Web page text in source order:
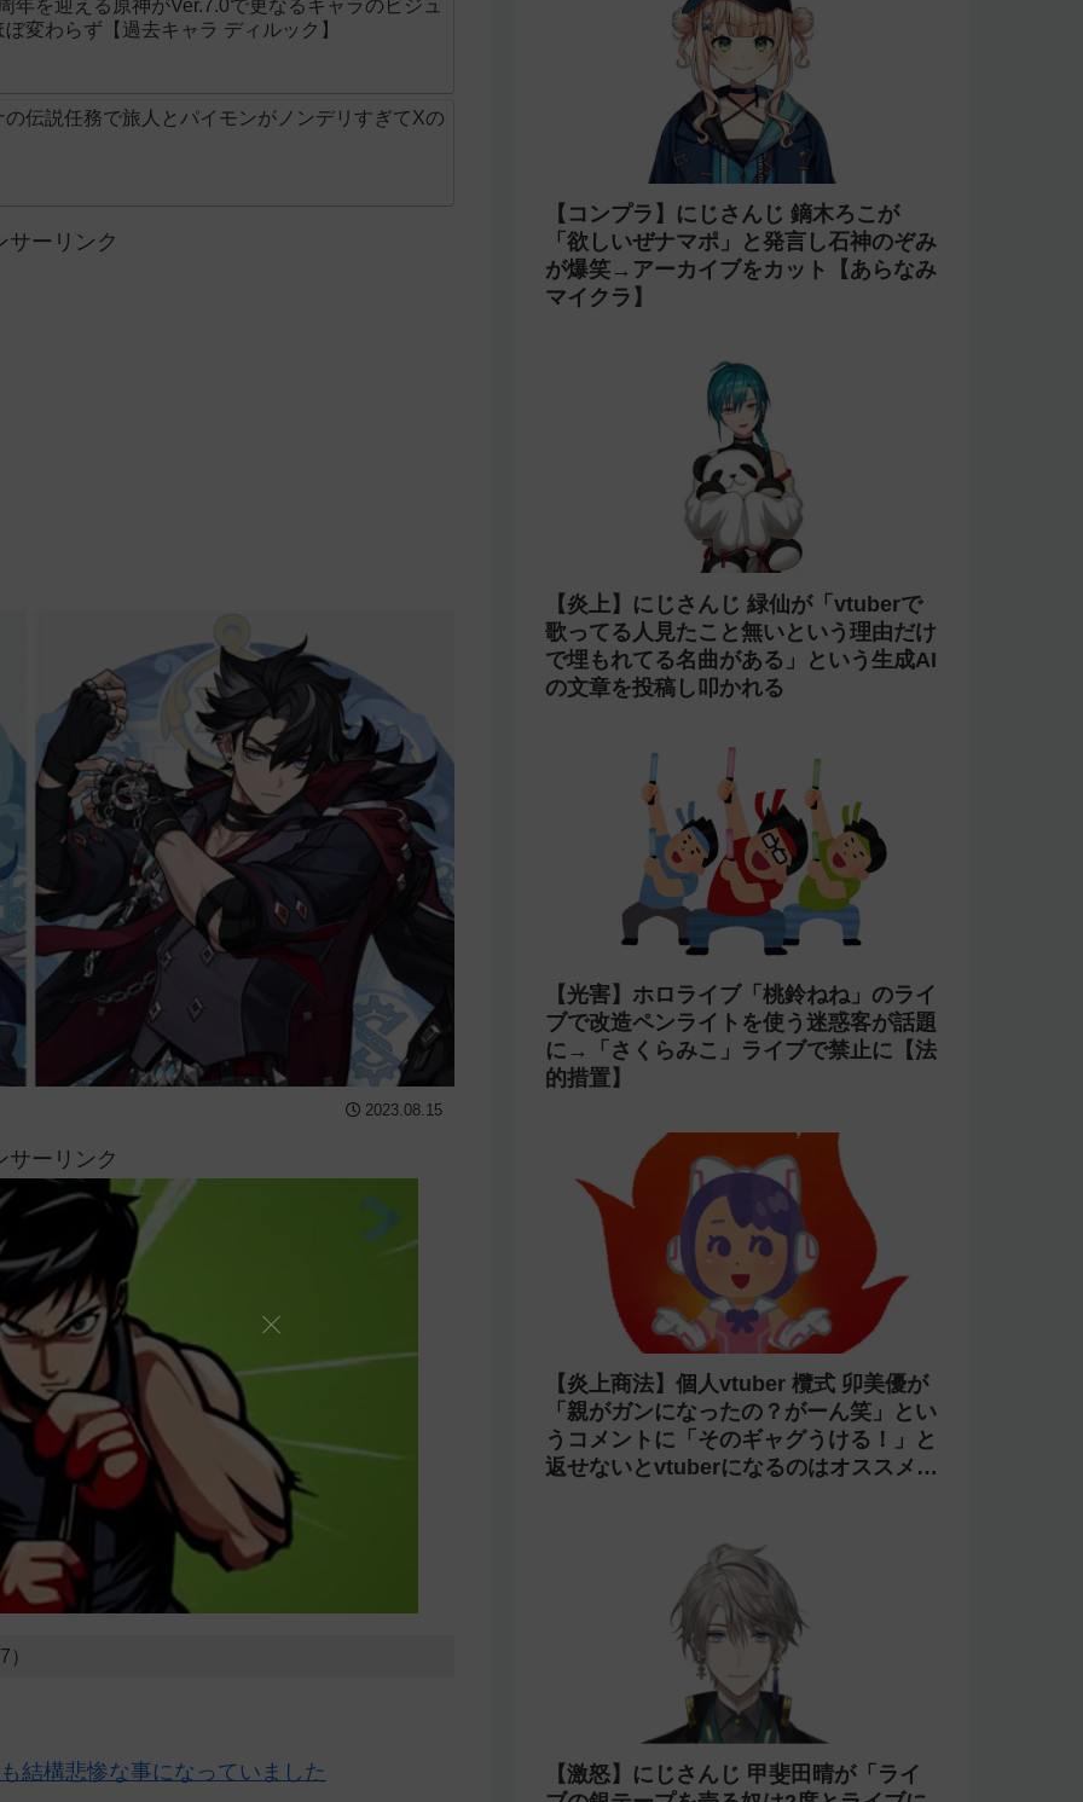
年を迎える原神がVer.7.0で更なるキャラのビジュ
変わらず【過去キャラ ディルック】
伝説任務で旅人とパイモンがノンデリすぎてXの
サーリンク
2023.08.15
サーリンク
結構悲惨な事になっていました
今週の人気記事
【コンプラ】にじさんじ 鏑木ろこが
が爆笑→アーカイブをカット【あらなみ
マイクラ】
【炎上】にじさんじ 緑仙が「vtuberで
歌ってる人見たこと無いという理由だけ
で埋もれてる名曲がある」という生成AI
の文章を投稿し叩かれる
【光害】ホロライブ「桃鈴ねね」のライ
ブで改造ペンライトを使う迷惑客が話題
に→「さくらみこ」ライブで禁止に【法